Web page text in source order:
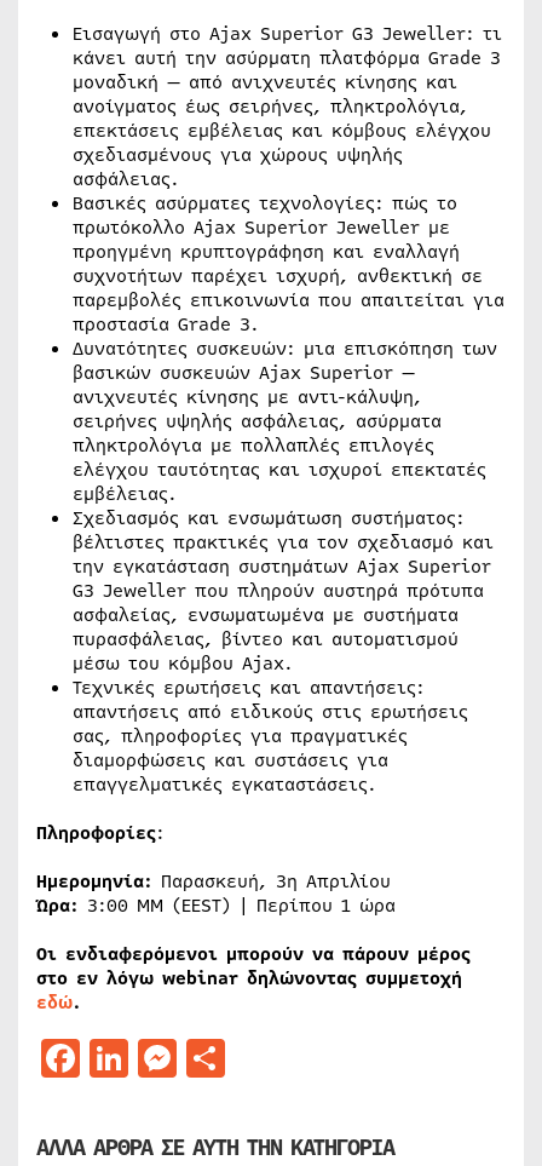
Εισαγωγή στο Ajax Superior G3 Jeweller: τι
κάνει αυτή την ασύρματη πλατφόρμα Grade 3
μοναδική — από ανιχνευτές κίνησης και
ανοίγματος έως σειρήνες, πληκτρολόγια,
επεκτάσεις εμβέλειας και κόμβους ελέγχου
σχεδιασμένους για χώρους υψηλής
ασφάλειας.
Βασικές ασύρματες τεχνολογίες: πώς το
πρωτόκολλο Ajax Superior Jeweller με
προηγμένη κρυπτογράφηση και εναλλαγή
συχνοτήτων παρέχει ισχυρή, ανθεκτική σε
παρεμβολές επικοινωνία που απαιτείται για
προστασία Grade 3.
Δυνατότητες συσκευών: μια επισκόπηση των
βασικών συσκευών Ajax Superior —
ανιχνευτές κίνησης με αντι-κάλυψη,
σειρήνες υψηλής ασφάλειας, ασύρματα
πληκτρολόγια με πολλαπλές επιλογές
ελέγχου ταυτότητας και ισχυροί επεκτατές
εμβέλειας.
Σχεδιασμός και ενσωμάτωση συστήματος:
βέλτιστες πρακτικές για τον σχεδιασμό και
την εγκατάσταση συστημάτων Ajax Superior
G3 Jeweller που πληρούν αυστηρά πρότυπα
ασφαλείας, ενσωματωμένα με συστήματα
πυρασφάλειας, βίντεο και αυτοματισμού
μέσω του κόμβου Ajax.
Τεχνικές ερωτήσεις και απαντήσεις:
απαντήσεις από ειδικούς στις ερωτήσεις
σας, πληροφορίες για πραγματικές
διαμορφώσεις και συστάσεις για
επαγγελματικές εγκαταστάσεις.
Πληροφορίες:
Ημερομηνία: Παρασκευή, 3η Απριλίου
Ώρα: 3:00 ΜΜ (EEST) | Περίπου 1 ώρα
Οι ενδιαφερόμενοι μπορούν να πάρουν μέρος
στο εν λόγω webinar δηλώνοντας συμμετοχή
εδώ.
Facebook
LinkedIn
Messenger
ΑΛΛΑ ΑΡΘΡΑ ΣΕ ΑΥΤΗ ΤΗΝ ΚΑΤΗΓΟΡΙΑ